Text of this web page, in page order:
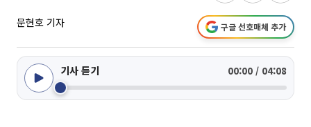
문현호 기자 구글 선호매체 추가
기사 듣기 00:00 / 04:08